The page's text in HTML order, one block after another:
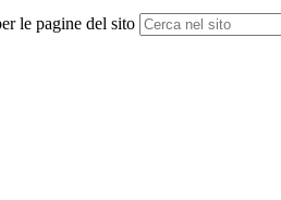
le pagine del sito